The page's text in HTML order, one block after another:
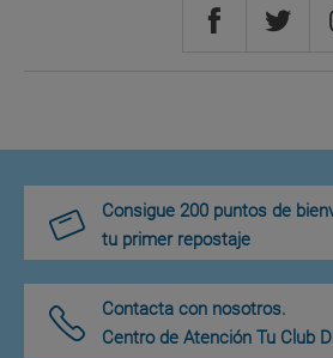
Consigue 200 puntos de
tu primer repostaje
Contacta con nosotros.
Centro de Atención Tu Club